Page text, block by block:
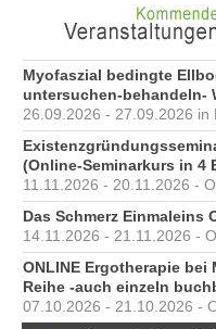
Myofaszial bedingte
untersuchen-behandeln-
26.09.2026 - 27.09.2026 in
(Online-Seminarkurs in 4
11.11.2026 - 20.11.2026 -
Das Schmerz Einmaleins
14.11.2026 - 21.11.2026 -
ONLINE Ergotherapie
Reihe -auch einzeln
07.10.2026 - 21.10.2026 -